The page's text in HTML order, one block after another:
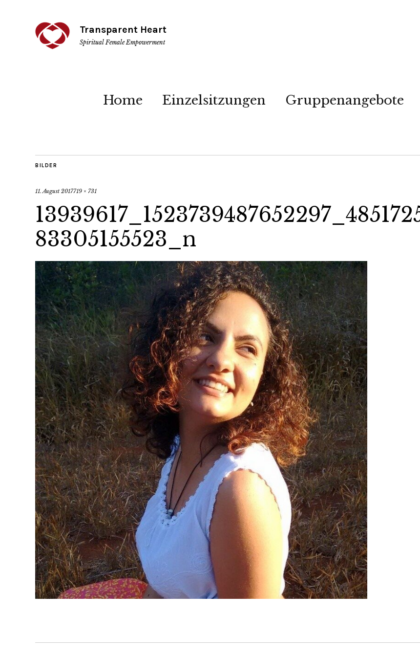
Transparent Heart
Spiritual Female Empowerment
Home Einzelsitzungen Gruppenangebote
BILDER
11. August 2017719 × 731
83305155523_n